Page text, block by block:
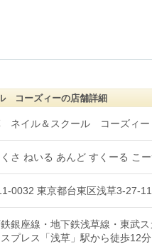
コーズィーの店舗詳細
ネイル＆スクール コーズィー
さ ねいる あんど すくーる こ
0032 東京都台東区浅草3-27-
銀座線・地下鉄浅草線・東武
スプレス「浅草」駅から徒歩12